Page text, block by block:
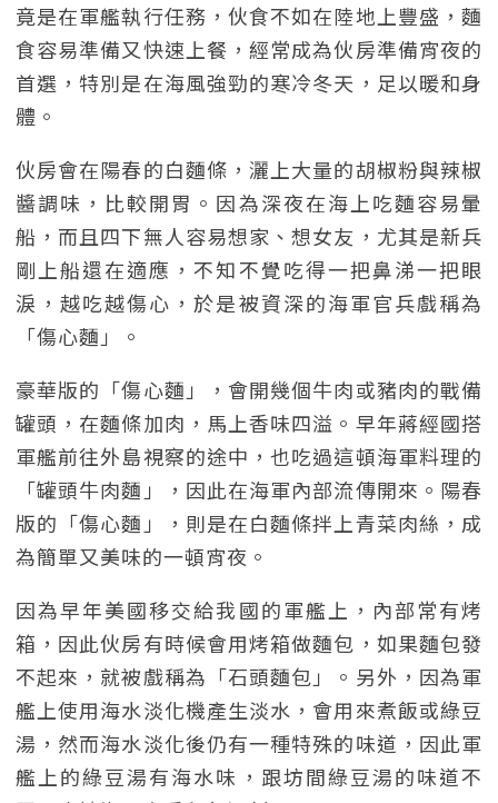
竟是在軍艦執行任務，伙食不如在陸地上豐盛，麵
食容易準備又快速上餐，經常成為伙房準備宵夜的
首選，特別是在海風強勁的寒冷冬天，足以暖和身
體。
伙房會在陽春的白麵條，灑上大量的胡椒粉與辣椒
醬調味，比較開胃。因為深夜在海上吃麵容易暈
船，而且四下無人容易想家、想女友，尤其是新兵
剛上船還在適應，不知不覺吃得一把鼻涕一把眼
淚，越吃越傷心，於是被資深的海軍官兵戲稱為
「傷心麵」。
豪華版的「傷心麵」，會開幾個牛肉或豬肉的戰備
罐頭，在麵條加肉，馬上香味四溢。早年蔣經國搭
軍艦前往外島視察的途中，也吃過這頓海軍料理的
「罐頭牛肉麵」，因此在海軍內部流傳開來。陽春
版的「傷心麵」，則是在白麵條拌上青菜肉絲，成
為簡單又美味的一頓宵夜。
因為早年美國移交給我國的軍艦上，內部常有烤
箱，因此伙房有時候會用烤箱做麵包，如果麵包發
不起來，就被戲稱為「石頭麵包」。另外，因為軍
艦上使用海水淡化機產生淡水，會用來煮飯或綠豆
湯，然而海水淡化後仍有一種特殊的味道，因此軍
艦上的綠豆湯有海水味，跟坊間綠豆湯的味道不